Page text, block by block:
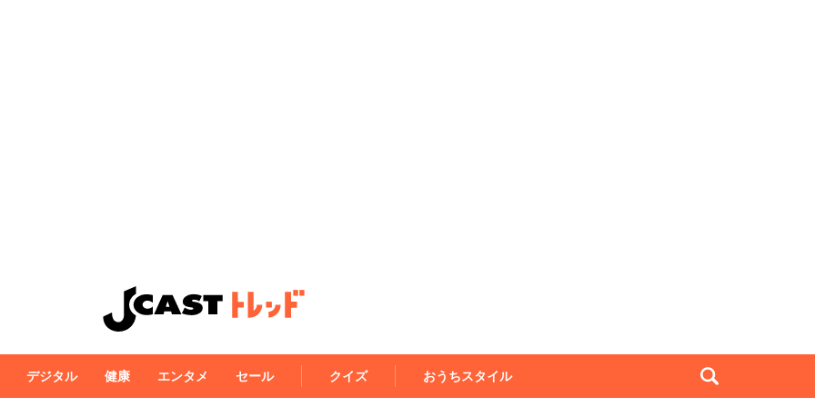
デジタル 健康 エンタメ セール クイズ おうちスタイル